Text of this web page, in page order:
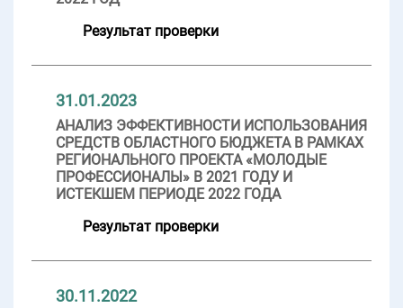
Результат проверки
31.01.2023
АНАЛИЗ ЭФФЕКТИВНОСТИ ИСПОЛЬЗОВАНИЯ
СРЕДСТВ ОБЛАСТНОГО БЮДЖЕТА В РАМКАХ
РЕГИОНАЛЬНОГО ПРОЕКТА «МОЛОДЫЕ
ПРОФЕССИОНАЛЫ» В 2021 ГОДУ И
ИСТЕКШЕМ ПЕРИОДЕ 2022 ГОДА
Результат проверки
30.11.2022